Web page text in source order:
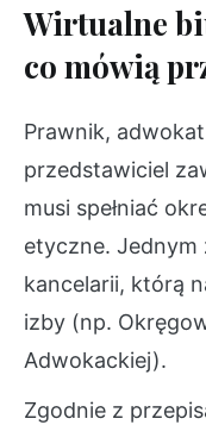
Wirtualne
co mówią
Prawnik,
przedstawiciel
musi spełniać
etyczne. Jednym
kancelarii, którą
izby (np.
Adwokackiej).
Zgodnie z